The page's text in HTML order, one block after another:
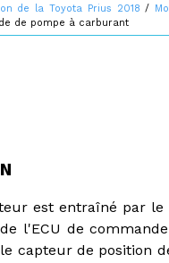
de la Toyota Prius 2018 /
de pompe à carburant
est entraîné par
l'ECU de
capteur de position